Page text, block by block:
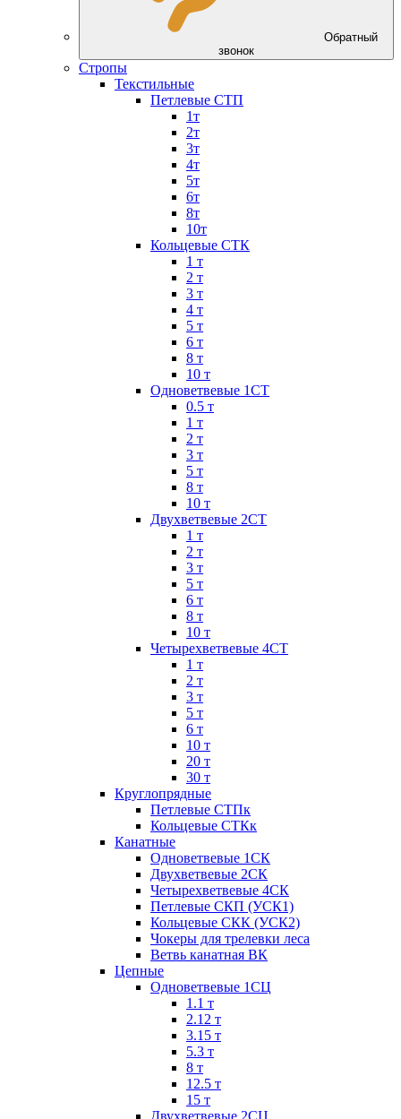
Обратный
звонок
Стропы
Текстильные
Петлевые СТП
1т
2т
3т
4т
5т
6т
8т
10т
Кольцевые СТК
1 т
2 т
3 т
4 т
5 т
6 т
8 т
10 т
Одноветвевые 1СТ
0.5 т
1 т
2 т
3 т
5 т
8 т
10 т
Двухветвевые 2СТ
1 т
2 т
3 т
5 т
6 т
8 т
10 т
Четырехветвевые 4СТ
1 т
2 т
3 т
5 т
6 т
10 т
20 т
30 т
Круглопрядные
Петлевые СТПк
Кольцевые СТКк
Канатные
Одноветвевые 1СК
Двухветвевые 2СК
Четырехветвевые 4СК
Петлевые СКП (УСК1)
Кольцевые СКК (УСК2)
Чокеры для трелевки леса
Ветвь канатная ВК
Цепные
Одноветвевые 1СЦ
1.1 т
2.12 т
3.15 т
5.3 т
8 т
12.5 т
15 т
Двухветвевые 2СЦ